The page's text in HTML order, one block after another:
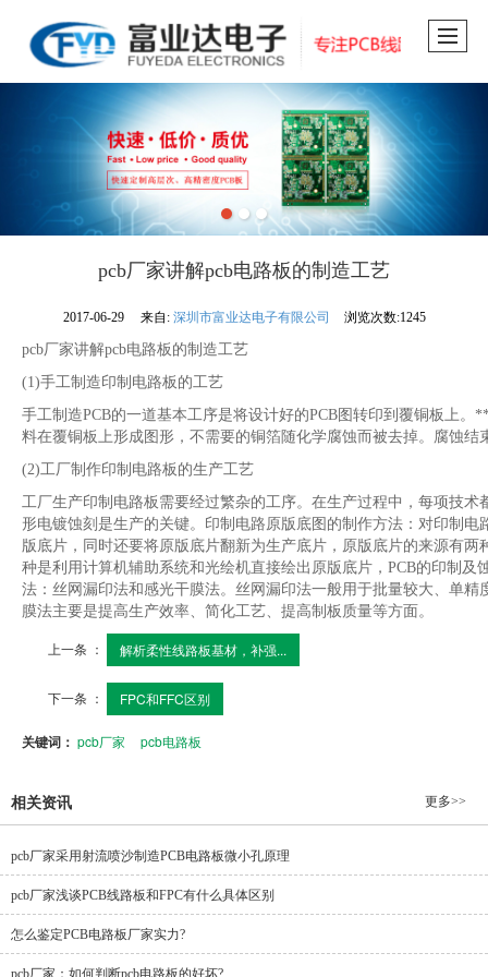
pcb厂家讲解pcb电路板的制造工艺
2017-06-29 来自: 深圳市富业达电子有限公司 浏览次数:1245
pcb厂家讲解pcb电路板的制造工艺
(1)手工制造印制电路板的工艺
手工制造PCB的一道基本工序是将设计好的PCB图转印到覆铜板上
料在覆铜板上形成图形，不需要的铜箔随化学腐蚀而被去掉。腐蚀
(2)工厂制作印制电路板的生产工艺
工厂生产印制电路板需要经过繁杂的工序。在生产过程中，每项技
形电镀蚀刻是生产的关键。印制电路原版底图的制作方法：对印制
版底片，同时还要将原版底片翻新为生产底片，原版底片的来源有
种是利用计算机辅助系统和光绘机直接绘出原版底片，PCB的印制
法：丝网漏印法和感光干膜法。丝网漏印法一般用于批量较大、单
膜法主要是提高生产效率、简化工艺、提高制板质量等方面。
上一条 ： 解析柔性线路板基材，补强...
下一条 ： FPC和FFC区别
关键词： pcb厂家 pcb电路板
相关资讯 更多>>
pcb厂家采用射流喷沙制造PCB电路板微小孔原理
pcb厂家浅谈PCB线路板和FPC有什么具体区别
怎么鉴定PCB电路板厂家实力?
pcb厂家：如何判断pcb电路板的好坏?